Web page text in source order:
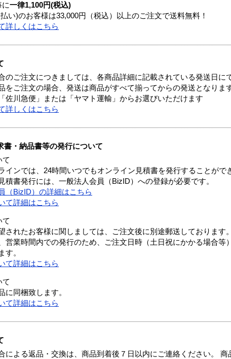
に一律1,100円(税込)
い)のお客様は33,000円（税込）以上のご注文で送料無料！
詳しくはこちら
のご注文につきましては、各商品詳細に記載されている発送日に
をご注文の場合、発送は商品がすべて揃ってからの発送となります
佐川急便」または「ヤマト運輸」からお選びいただけます
詳しくはこちら
書・納品書等の発行について
て
インでは、24時間いつでもオンライン見積書を発行することがで
積書発行には、一般法人会員（BizID）への登録が必要です。
（BizID）の詳細はこちら
て詳細はこちら
て
されたお客様に関しましては、ご注文後に別途郵送しております。
営業時間内での発行のため、ご注文日時（土日祝にかかる場合等
す。
て詳細はこちら
て
に同梱致します。
て詳細はこちら
による返品・交換は、商品到着後７日以内にご連絡ください。